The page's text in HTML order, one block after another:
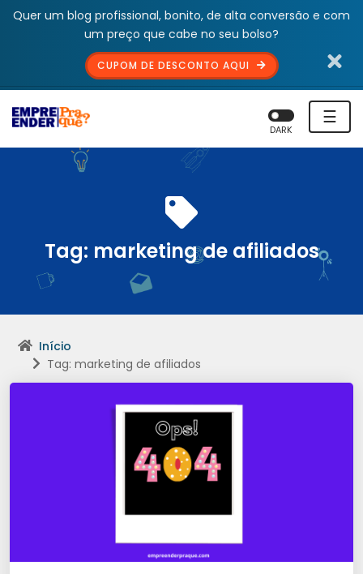
Quer um blog profissional, bonito, de alta conversão e com
um preço que cabe no seu bolso?
CUPOM DE DESCONTO AQUI
☰
DARK
Tag: marketing de afiliados
Início
Tag: marketing de afiliados